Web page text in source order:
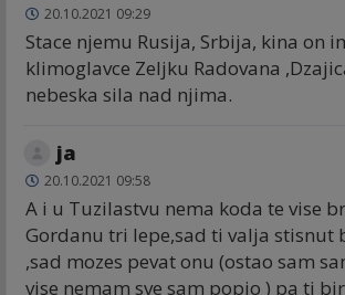
20.10.2021 09:29
Stace njemu Rusija, Srbija, kina on
klimoglavce Zeljku Radovana
nebeska sila nad njima.
ja
20.10.2021 09:58
A i u Tuzilastvu nema koda te vise
Gordanu tri lepe,sad ti valja stisnut
,sad mozes pevat onu (ostao sam
vise nemam sve sam popio ) pa ti